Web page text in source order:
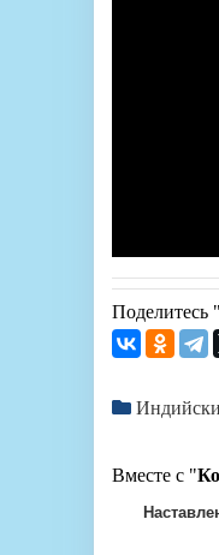
Поделитесь "
Вместе с "